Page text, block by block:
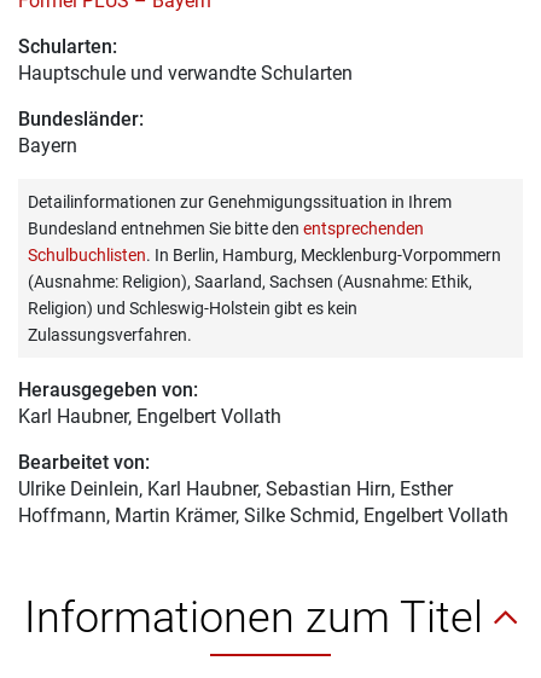
Schularten:
Hauptschule und verwandte Schularten
Bundesländer:
Bayern
Detailinformationen zur Genehmigungssituation in Ihrem
Bundesland entnehmen Sie bitte den entsprechenden
Schulbuchlisten. In Berlin, Hamburg, Mecklenburg-Vorpommern
(Ausnahme: Religion), Saarland, Sachsen (Ausnahme: Ethik,
Religion) und Schleswig-Holstein gibt es kein
Zulassungsverfahren.
Herausgegeben von:
Karl Haubner, Engelbert Vollath
Bearbeitet von:
Ulrike Deinlein, Karl Haubner, Sebastian Hirn, Esther
Hoffmann, Martin Krämer, Silke Schmid, Engelbert Vollath
Informationen zum Titel